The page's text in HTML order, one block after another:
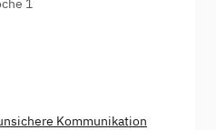
1
Kommunikation